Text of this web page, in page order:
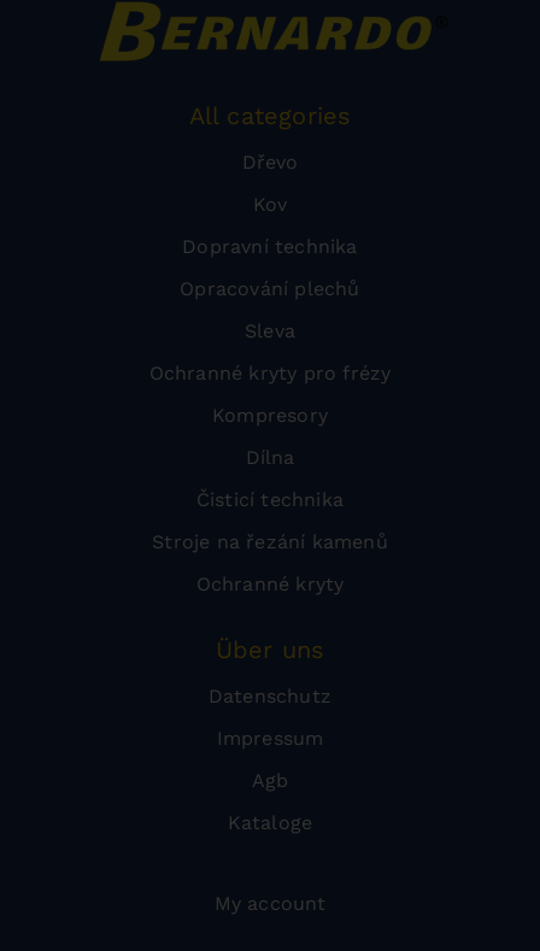
All categories
Dřevo
Kov
Dopravní technika
Opracování plechů
Sleva
Ochranné kryty pro frézy
Kompresory
Dílna
Čisticí technika
Stroje na řezání kamenů
Ochranné kryty
Über uns
Datenschutz
Impressum
Agb
Kataloge
My account